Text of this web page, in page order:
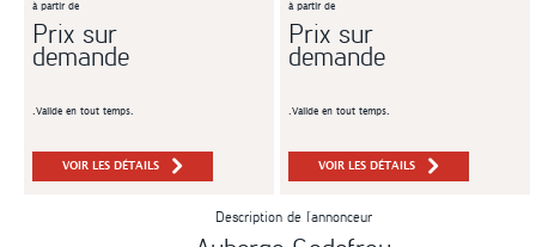
à partir de
Prix sur
demande
.Valide en tout temps.
VOIR LES DÉTAILS
à partir de
Prix sur
demande
.Valide en tout temps.
VOIR LES DÉTAILS
Description de l’annonceur